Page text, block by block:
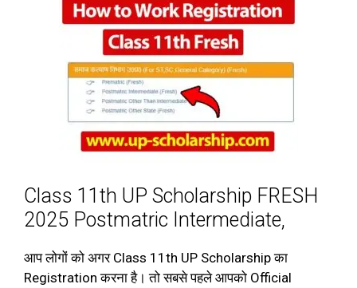
Class 11th UP Scholarship FRESH
2025 Postmatric Intermediate,
आप लोगों को अगर Class 11th UP Scholarship का
Registration करना है। तो सबसे पहले आपको Official